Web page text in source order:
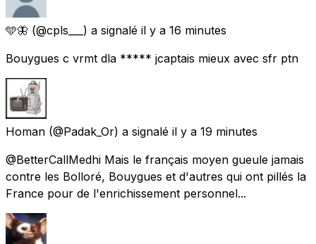
🩵🦋 (@cpls___) a signalé il y a 16 minutes
Bouygues c vrmt dla ***** jcaptais mieux avec sfr ptn
Homan (@Padak_Or) a signalé il y a 19 minutes
@BetterCallMedhi Mais le français moyen gueule jamais
contre les Bolloré, Bouygues et d'autres qui ont pillés la
France pour de l'enrichissement personnel...